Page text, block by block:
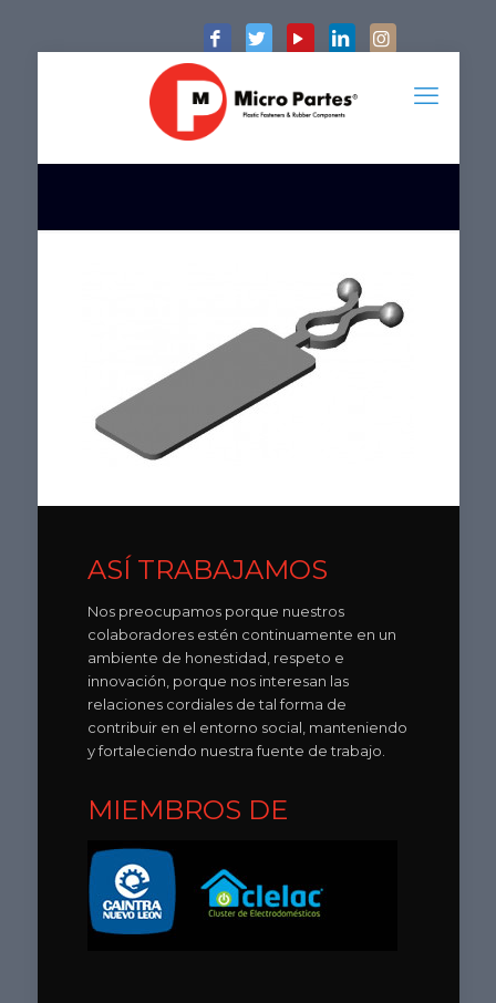
ASÍ TRABAJAMOS
Nos preocupamos porque nuestros
colaboradores estén continuamente en un
ambiente de honestidad, respeto e
innovación, porque nos interesan las
relaciones cordiales de tal forma de
contribuir en el entorno social, manteniendo
y fortaleciendo nuestra fuente de trabajo.
MIEMBROS DE